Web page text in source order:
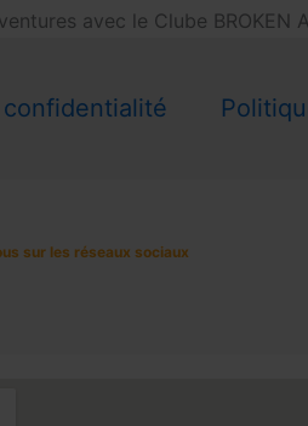
avec le Clube BROKEN
sur les réseaux sociaux